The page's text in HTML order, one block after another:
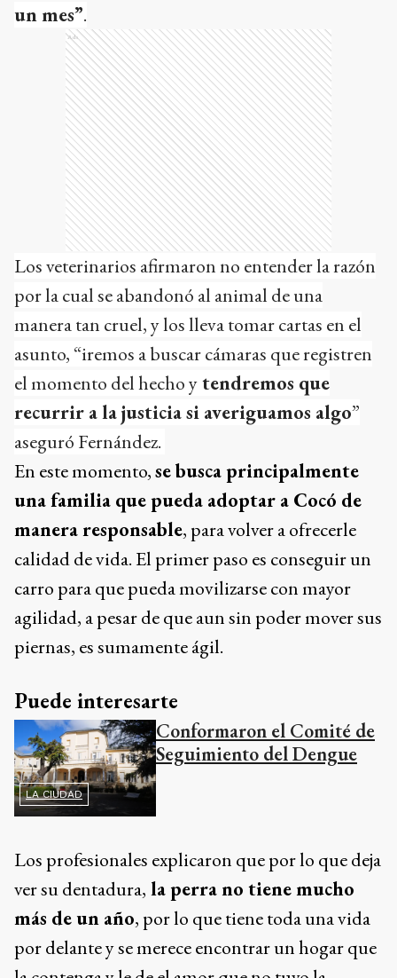
un mes”.
Ads
Los veterinarios afirmaron no entender la razón
por la cual se abandonó al animal de una
manera tan cruel, y los lleva tomar cartas en el
asunto, “iremos a buscar cámaras que registren
el momento del hecho ytendremos que
recurrir a la justicia si averiguamos algo”
aseguró Fernández.
En este momento,se busca principalmente
una familia que pueda adoptar a Cocó de
manera responsable, para volver a ofrecerle
calidad de vida. El primer paso es conseguir un
carro para que pueda movilizarse con mayor
agilidad, a pesar de que aun sin poder mover sus
piernas, es sumamente ágil.
Puede interesarte
LA CIUDAD
Conformaron el Comité de
Seguimiento del Dengue
Los profesionales explicaron que por lo que deja
ver su dentadura, la perra no tiene mucho
más de un año, por lo que tiene toda una vida
por delante y se merece encontrar un hogar que